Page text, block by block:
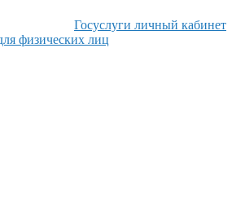
Госуслуги личный кабинет
физических лиц